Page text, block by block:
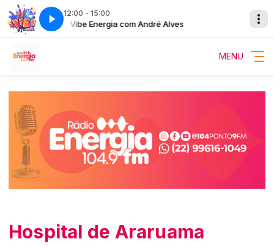
12:00 - 15:00
Na Vibe Energia com André Alves
MENU
Hospital de Araruama